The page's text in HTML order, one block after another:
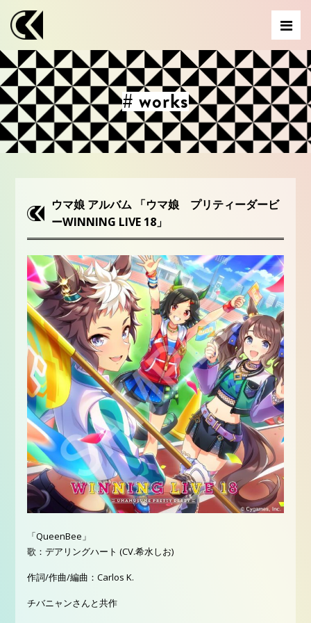
# works
ウマ娘 アルバム 「ウマ娘 プリティーダービ
ーWINNING LIVE 18」
「QueenBee」
歌：デアリングハート (CV.希水しお)
作詞/作曲/編曲：Carlos K.
チバニャンさんと共作